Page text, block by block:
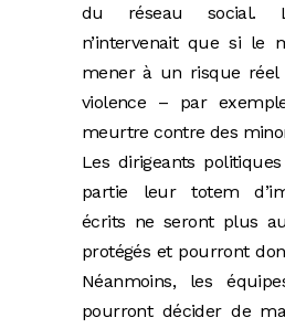
du réseau social.
n’intervenait que si le
mener à un ­risque
violence – par
meurtre contre des
Les dirigeants
partie leur totem
écrits ne seront plus
protégés et pourront
Néanmoins, les
pourront décider de